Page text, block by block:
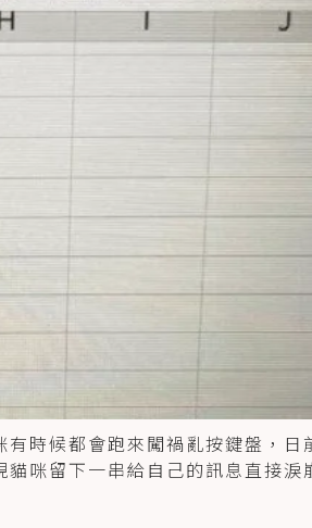
時候都會跑來闖禍亂按鍵盤，日
咪留下一串給自己的訊息直接淚